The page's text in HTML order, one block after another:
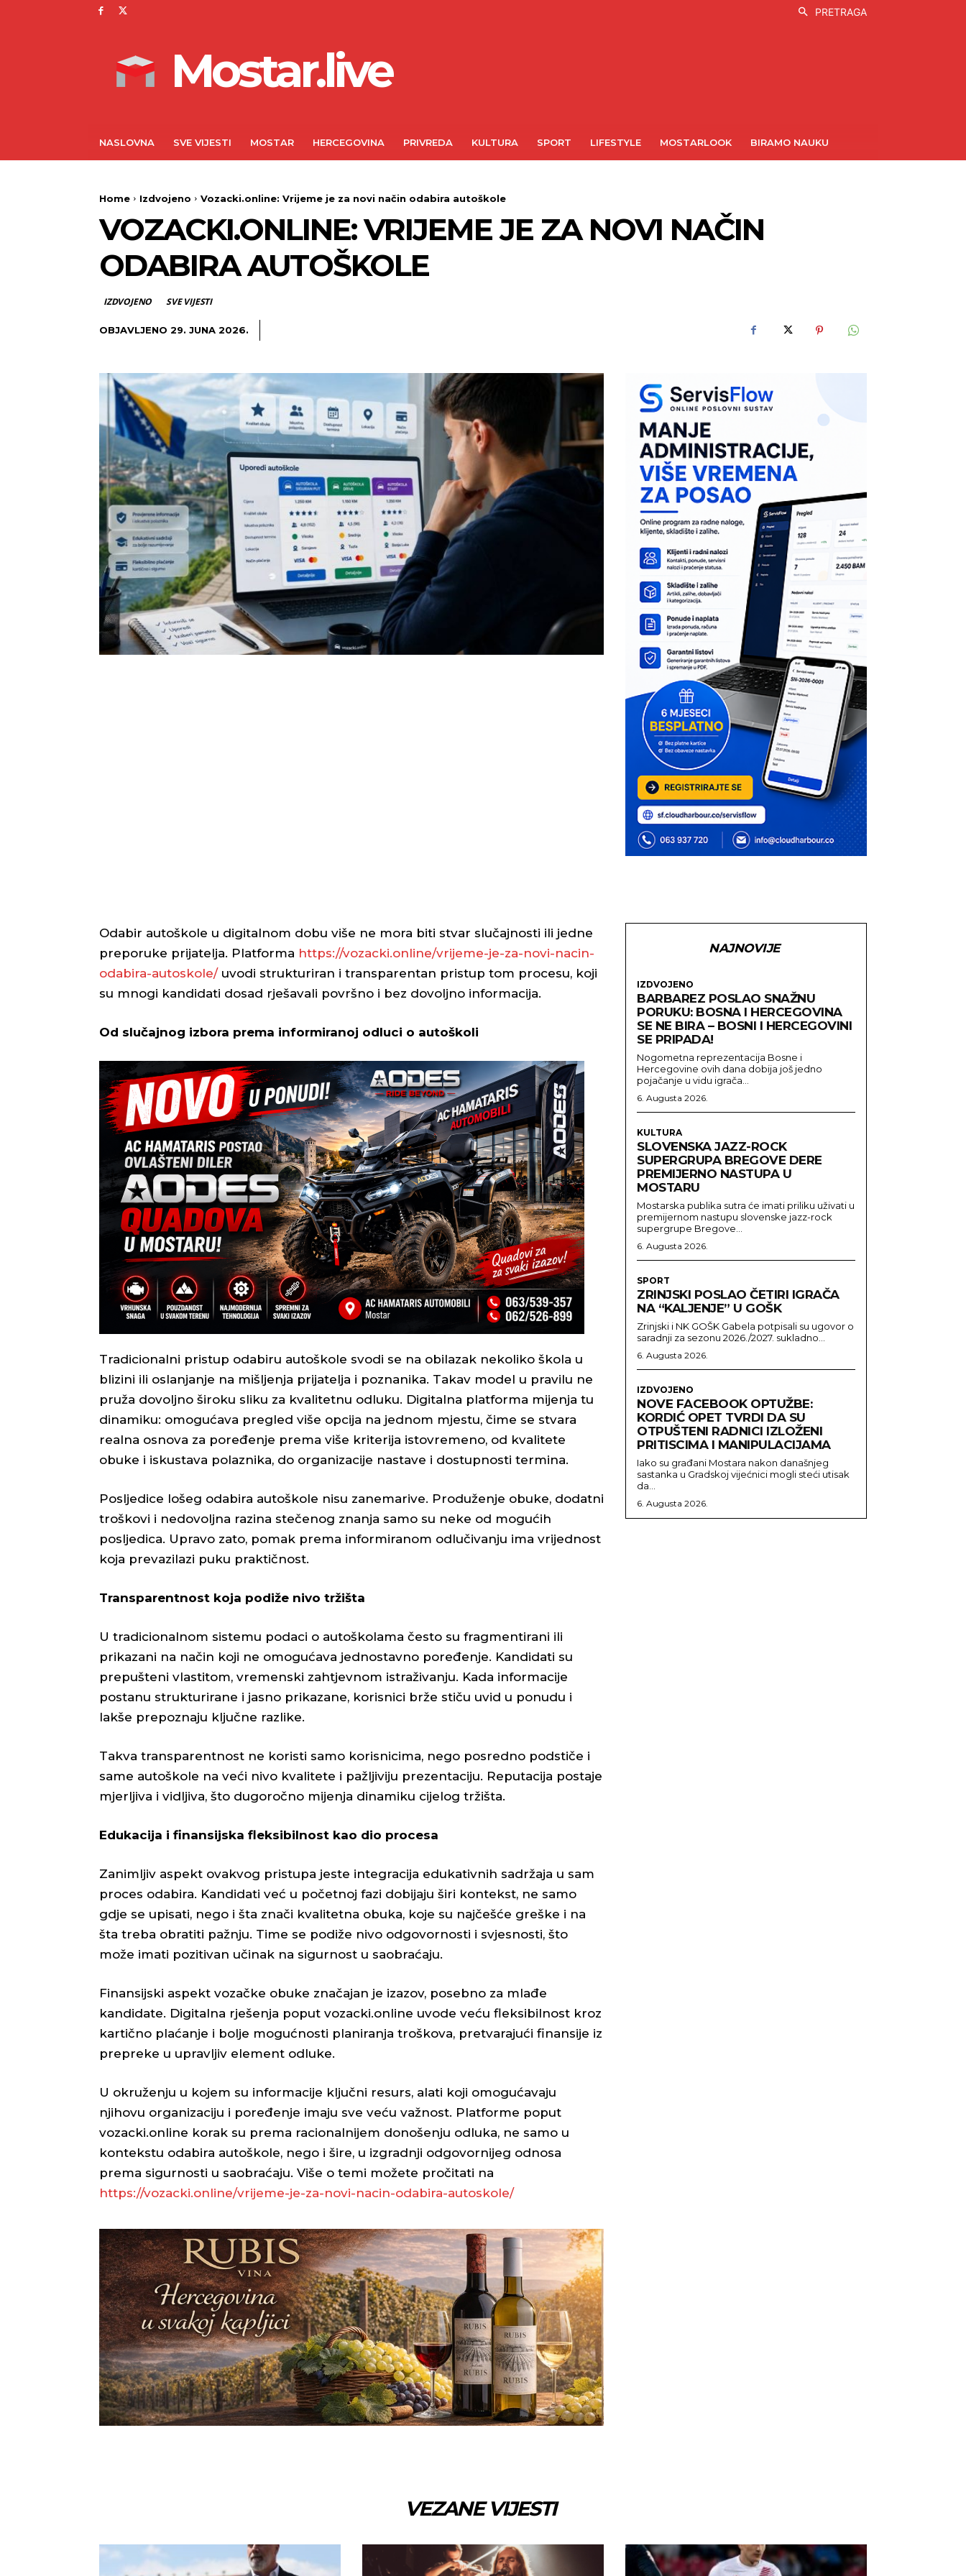
PRETRAGA
Mostar.live
NASLOVNA SVE VIJESTI MOSTAR HERCEGOVINA PRIVREDA KULTURA SPORT LIFESTYLE MOSTARLOOK BIRAMO NAUKU
Home Izdvojeno Vozacki.online: Vrijeme je za novi način odabira autoškole
VOZACKI.ONLINE: VRIJEME JE ZA NOVI NAČIN
ODABIRA AUTOŠKOLE
IZDVOJENO SVE VIJESTI
OBJAVLJENO 29. JUNA 2026.
Odabir autoškole u digitalnom dobu više ne mora biti stvar slučajnosti ili jedne
preporuke prijatelja. Platforma https://vozacki.online/vrijeme-je-za-novi-nacin-
odabira-autoskole/uvodi strukturiran i transparentan pristup tom procesu, koji
su mnogi kandidati dosad rješavali površno i bez dovoljno informacija.
Od slučajnog izbora prema informiranoj odluci o autoškoli
Tradicionalni pristup odabiru autoškole svodi se na obilazak nekoliko škola u
blizini ili oslanjanje na mišljenja prijatelja i poznanika. Takav model u pravilu ne
pruža dovoljno široku sliku za kvalitetnu odluku. Digitalna platforma mijenja tu
dinamiku: omogućava pregled više opcija na jednom mjestu, čime se stvara
realna osnova za poređenje prema više kriterija istovremeno, od kvalitete
obuke i iskustava polaznika, do organizacije nastave i dostupnosti termina.
Posljedice lošeg odabira autoškole nisu zanemarive. Produženje obuke, dodatni
troškovi i nedovoljna razina stečenog znanja samo su neke od mogućih
posljedica. Upravo zato, pomak prema informiranom odlučivanju ima vrijednost
koja prevazilazi puku praktičnost.
Transparentnost koja podiže nivo tržišta
U tradicionalnom sistemu podaci o autoškolama često su fragmentirani ili
prikazani na način koji ne omogućava jednostavno poređenje. Kandidati su
prepušteni vlastitom, vremenski zahtjevnom istraživanju. Kada informacije
postanu strukturirane i jasno prikazane, korisnici brže stiču uvid u ponudu i
lakše prepoznaju ključne razlike.
Takva transparentnost ne koristi samo korisnicima, nego posredno podstiče i
same autoškole na veći nivo kvalitete i pažljiviju prezentaciju. Reputacija postaje
mjerljiva i vidljiva, što dugoročno mijenja dinamiku cijelog tržišta.
Edukacija i finansijska fleksibilnost kao dio procesa
Zanimljiv aspekt ovakvog pristupa jeste integracija edukativnih sadržaja u sam
proces odabira. Kandidati već u početnoj fazi dobijaju širi kontekst, ne samo
gdje se upisati, nego i šta znači kvalitetna obuka, koje su najčešće greške i na
šta treba obratiti pažnju. Time se podiže nivo odgovornosti i svjesnosti, što
može imati pozitivan učinak na sigurnost u saobraćaju.
Finansijski aspekt vozačke obuke značajan je izazov, posebno za mlađe
kandidate. Digitalna rješenja poput vozacki.online uvode veću fleksibilnost kroz
kartično plaćanje i bolje mogućnosti planiranja troškova, pretvarajući finansije iz
prepreke u upravljiv element odluke.
U okruženju u kojem su informacije ključni resurs, alati koji omogućavaju
njihovu organizaciju i poređenje imaju sve veću važnost. Platforme poput
vozacki.online korak su prema racionalnijem donošenju odluka, ne samo u
kontekstu odabira autoškole, nego i šire, u izgradnji odgovornijeg odnosa
prema sigurnosti u saobraćaju. Više o temi možete pročitati na
https://vozacki.online/vrijeme-je-za-novi-nacin-odabira-autoskole/
NAJNOVIJE
IZDVOJENO
BARBAREZ POSLAO SNAŽNU
PORUKU: BOSNA I HERCEGOVINA
SE NE BIRA – BOSNI I HERCEGOVINI
SE PRIPADA!
Nogometna reprezentacija Bosne i
Hercegovine ovih dana dobija još jedno
pojačanje u vidu igrača...
6. Augusta 2026.
KULTURA
SLOVENSKA JAZZ-ROCK
SUPERGRUPA BREGOVE DERE
PREMIJERNO NASTUPA U
MOSTARU
Mostarska publika sutra će imati priliku uživati u
premijernom nastupu slovenske jazz-rock
supergrupe Bregove...
6. Augusta 2026.
SPORT
ZRINJSKI POSLAO ČETIRI IGRAČA
NA “KALJENJE” U GOŠK
Zrinjski i NK GOŠK Gabela potpisali su ugovor o
saradnji za sezonu 2026./2027. sukladno...
6. Augusta 2026.
IZDVOJENO
NOVE FACEBOOK OPTUŽBE:
KORDIĆ OPET TVRDI DA SU
OTPUŠTENI RADNICI IZLOŽENI
PRITISCIMA I MANIPULACIJAMA
Iako su građani Mostara nakon današnjeg
sastanka u Gradskoj vijećnici mogli steći utisak
da...
6. Augusta 2026.
VEZANE VIJESTI